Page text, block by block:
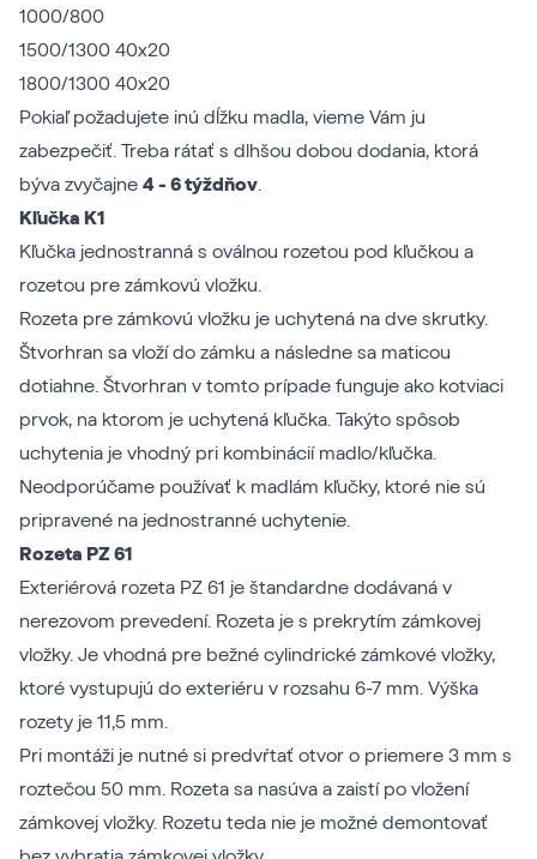
1000/800
1500/1300 40x20
1800/1300 40x20
Pokiaľ požadujete inú dĺžku madla, vieme Vám ju
zabezpečiť. Treba rátať s dlhšou dobou dodania, ktorá
býva zvyčajne 4 - 6 týždňov
Kľučka K1
Kľučka jednostranná s oválnou rozetou pod kľučkou a
rozetou pre zámkovú vložku.
Rozeta pre zámkovú vložku je uchytená na dve skrutky.
Štvorhran sa vloží do zámku a následne sa maticou
dotiahne. Štvorhran v tomto prípade funguje ako kotviaci
prvok, na ktorom je uchytená kľučka. Takýto spôsob
uchytenia je vhodný pri kombinácií madlo/kľučka.
Neodporúčame používať k madlám kľučky, ktoré nie sú
pripravené na jednostranné uchytenie.
Rozeta PZ 61
Exteriérová rozeta PZ 61 je štandardne dodávaná v
nerezovom prevedení. Rozeta je s prekrytím zámkovej
vložky. Je vhodná pre bežné cylindrické zámkové vložky,
ktoré vystupujú do exteriéru v rozsahu 6-7 mm. Výška
rozety je 11,5 mm.
Pri montáži je nutné si predvŕtať otvor o priemere 3 mm s
roztečou 50 mm. Rozeta sa nasúva a zaistí po vložení
zámkovej vložky. Rozetu teda nie je možné demontovať